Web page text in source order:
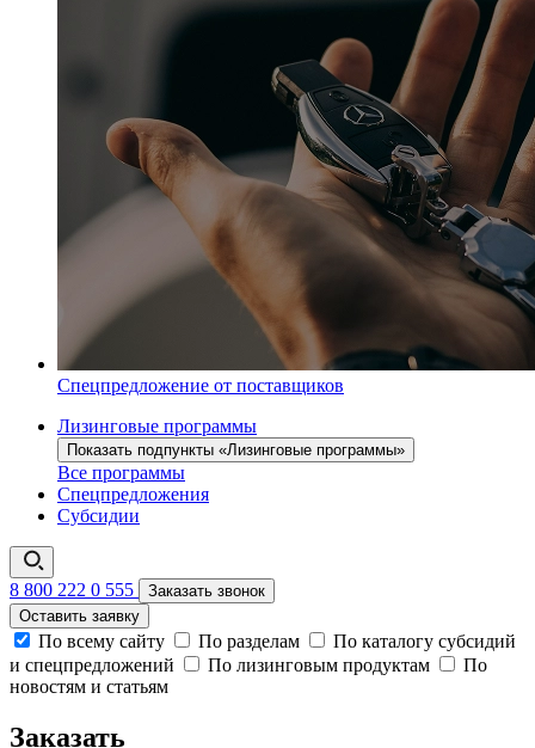
Спецпредложение от поставщиков
Лизинговые программы
Показать подпункты «Лизинговые программы»
Все программы
Спецпредложения
Субсидии
8 800 222 0 555
Заказать звонок
Оставить заявку
По всему сайту По разделам
По каталогу субсидий
и спецпредложений
По лизинговым продуктам
По
новостям и статьям
Заказать